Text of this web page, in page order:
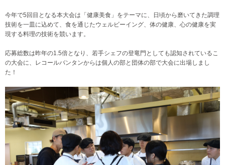
今年で5回目となる本大会は「健康美食」をテーマに、日頃から磨いてきた調理
技術を一皿に込めて、食を通じたウェルビーイング、体の健康、心の健康を実
現する料理の技術を競います。
応募総数は昨年の1.5倍となり、若手シェフの登竜門としても認知されているこ
の大会に、レコールバンタンからは個人の部と団体の部で大会に出場しまし
た！